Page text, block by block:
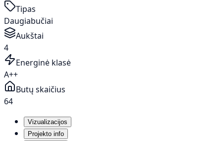
Tipas
Daugiabučiai
Aukštai
4
Energinė klasė
A++
Butų skaičius
64
Vizualizacijos
Projekto info